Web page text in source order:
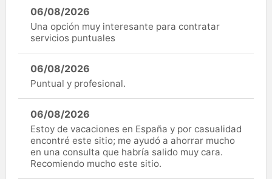
06/08/2026
Una opción muy interesante para contratar
servicios puntuales
06/08/2026
Puntual y profesional.
06/08/2026
Estoy de vacaciones en España y por casualidad
encontré este sitio; me ayudó a ahorrar mucho
en una consulta que habría salido muy cara.
Recomiendo mucho este sitio.